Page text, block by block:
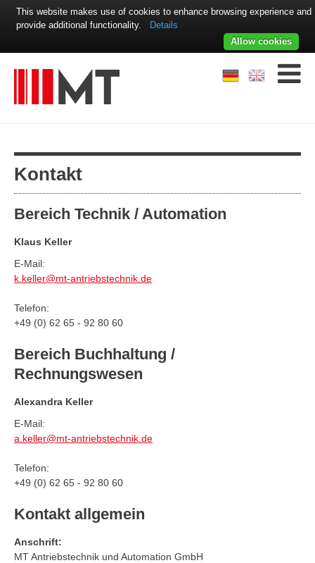
Kontakt
Bereich Technik / Automation
Klaus Keller
E-Mail:
k.keller@mt-antriebstechnik.de
Telefon:
+49 (0) 62 65 - 92 80 60
Bereich Buchhaltung /
Rechnungswesen
Alexandra Keller
E-Mail:
a.keller@mt-antriebstechnik.de
Telefon:
+49 (0) 62 65 - 92 80 60
Kontakt allgemein
Anschrift:
MT Antriebstechnik und Automation GmbH
This website makes use of cookies to enhance browsing experience and
provide additional functionality.
Details
Allow cookies